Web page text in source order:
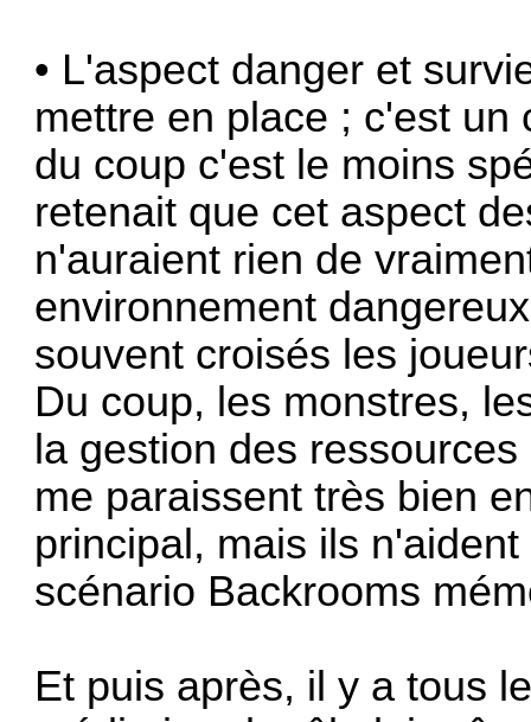
• L'aspect danger et
mettre en place ; c'est
du coup c'est le moins
retenait que cet aspect
n'auraient rien de
environnement
souvent croisés les
Du coup, les monstres,
la gestion des
me paraissent très bien
principal, mais ils
scénario Backrooms
Et puis après, il y a tous